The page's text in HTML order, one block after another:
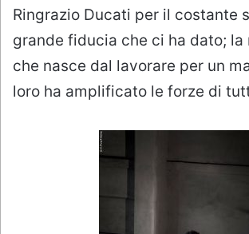
Ringrazio Ducati per il costante
grande fiducia che ci ha dato; la
che nasce dal lavorare per un
loro ha amplificato le forze di